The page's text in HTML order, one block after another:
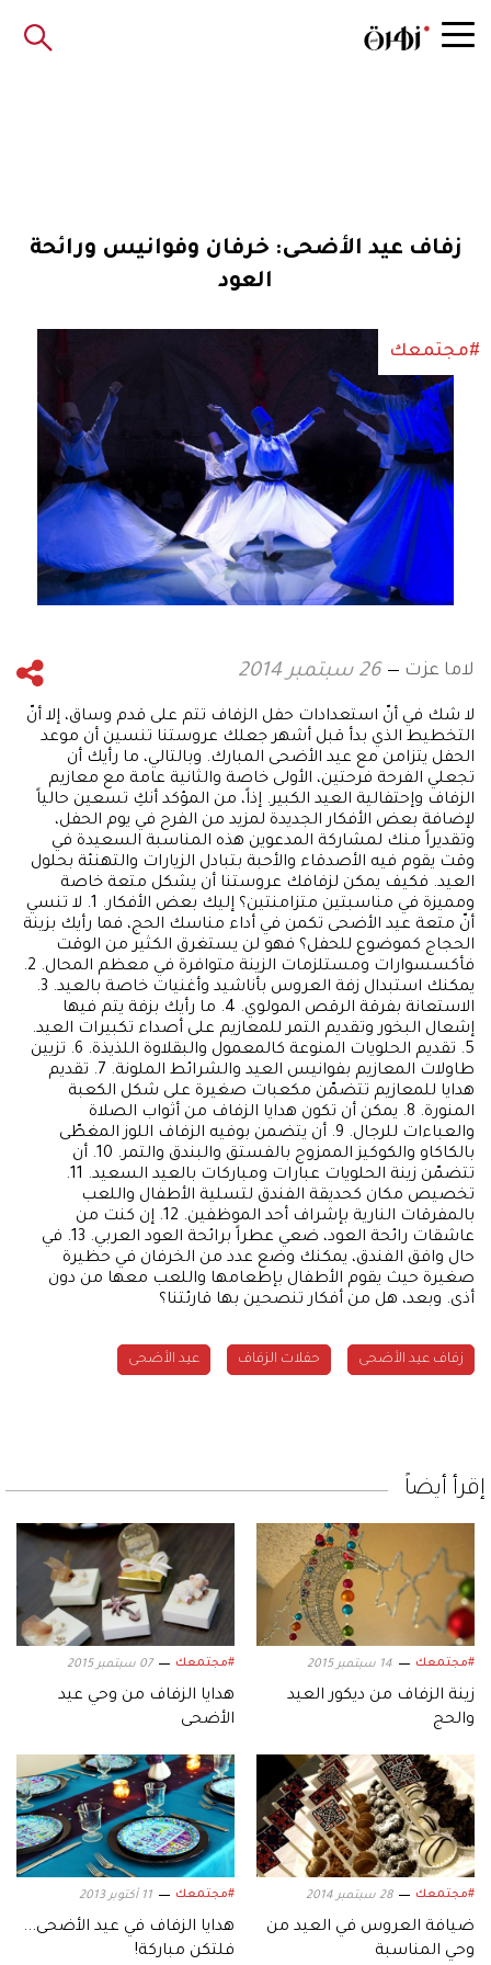
زفاف عيد الأضحى: خرفان وفوانيس ورائحة
العود
#مجتمعك
لاما عزت 26 سبتمبر 2014
لا شك في أنّ استعدادات حفل الزفاف تتم على قدم وساق، إلا أنّ
التخطيط الذي بدأ قبل أشهر جعلك عروستنا تنسين أن موعد
الحفل يتزامن مع عيد الأضحى المبارك. وبالتالي، ما رأيك أن
تجعلي الفرحة فرحتين، الأولى خاصة والثانية عامة مع معازيم
الزفاف وإحتفالية العيد الكبير. إذاً، من المؤكد أنكِ تسعين حالياً
لإضافة بعض الأفكار الجديدة لمزيد من الفرح في يوم الحفل،
وتقديراً منك لمشاركة المدعوين هذه المناسبة السعيدة في
وقت يقوم فيه الأصدقاء والأحبة بتبادل الزيارات والتهنئة بحلول
العيد. فكيف يمكن لزفافك عروستنا أن يشكل متعة خاصة
ومميزة في مناسبتين متزامنتين؟ إليك بعض الأفكار. 1. لا تنسي
أنّ متعة عيد الأضحى تكمن في أداء مناسك الحج، فما رأيك بزينة
الحجاج كموضوع للحفل؟ فهو لن يستغرق الكثير من الوقت
فأكسسوارات ومستلزمات الزينة متوافرة في معظم المحال. 2.
يمكنك استبدال زفة العروس بأناشيد وأغنيات خاصة بالعيد. 3.
الاستعانة بفرقة الرقص المولوي. 4. ما رأيك بزفة يتم فيها
إشعال البخور وتقديم التمر للمعازيم على أصداء تكبيرات العيد.
5. تقديم الحلويات المنوعة كالمعمول والبقلاوة اللذيذة. 6. تزيين
طاولات المعازيم بفوانيس العيد والشرائط الملونة. 7. تقديم
هدايا للمعازيم تتضمّن مكعبات صغيرة على شكل الكعبة
المنورة. 8. يمكن أن تكون هدايا الزفاف من أثواب الصلاة
والعباءات للرجال. 9. أن يتضمن بوفيه الزفاف اللوز المغطّى
بالكاكاو والكوكيز الممزوج بالفستق والبندق والتمر. 10. أن
تتضمّن زينة الحلويات عبارات ومباركات بالعيد السعيد. 11.
تخصيص مكان كحديقة الفندق لتسلية الأطفال واللعب
بالمفرقات النارية بإشراف أحد الموظفين. 12. إن كنت من
عاشقات رائحة العود، ضعي عطراً برائحة العود العربي. 13. في
حال وافق الفندق، يمكنك وضع عدد من الخرفان في حظيرة
صغيرة حيث يقوم الأطفال بإطعامها واللعب معها من دون
أذى. وبعد، هل من أفكار تنصحين بها قارئتنا؟
زفاف عيد الأضحى حفلات الزفاف عيد الأضحى
إقرأ أيضاً
#مجتمعك 14 سبتمبر 2015
زينة الزفاف من ديكور العيد
والحج
#مجتمعك 07 سبتمبر 2015
هدايا الزفاف من وحي عيد
الأضحى
#مجتمعك 28 سبتمبر 2014
ضيافة العروس في العيد من
وحي المناسبة
#مجتمعك 11 أكتوبر 2013
هدايا الزفاف في عيد الأضحى...
فلتكن مباركة!